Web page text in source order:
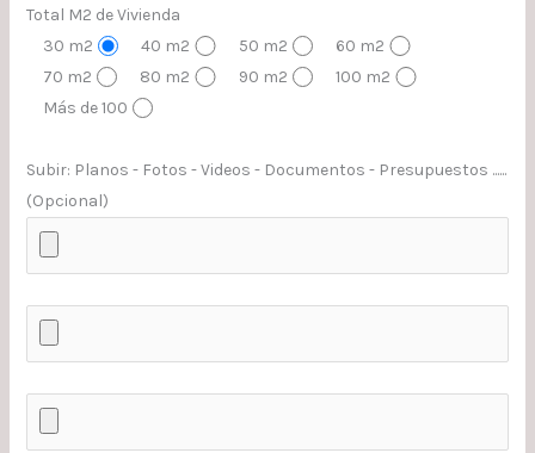
Total M2 de Vivienda
30 m2
40 m2 50 m2
60 m2
70 m2
80 m2 90 m2
100 m2
Más de 100
Subir: Planos - Fotos - Videos - Documentos - Presupuestos ......
(Opcional)